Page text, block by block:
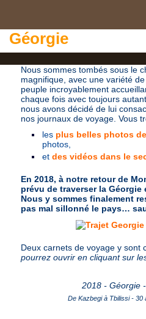
Géorgie
Nous sommes tombés sous le
magnifique, avec une variété
peuple incroyablement
chaque fois avec toujours
nous avons décidé de lui
nos journaux de voyage. Vous
les plus belles photos
photos,
etdes vidéos dans le
En 2018, à notre retour de
prévu de traverser la Géorgie
Nous y sommes finalement
pas mal sillonné le pays…
Deux carnets de voyage y sont
pourrez ouvrir en cliquant sur
2018 - Géorgie
De Kazbegi à Tbilissi - 30